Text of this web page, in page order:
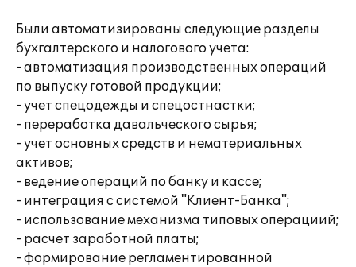
Были автоматизированы следующие разделы
бухгалтерского и налогового учета:
- автоматизация производственных операций
по выпуску готовой продукции;
- учет спецодежды и спецостнастки;
- переработка давальческого сырья;
- учет основных средств и нематериальных
активов;
- ведение операций по банку и кассе;
- интеграция с системой "Клиент-Банка";
- использование механизма типовых операциий;
- расчет заработной платы;
- формирование регламентированной